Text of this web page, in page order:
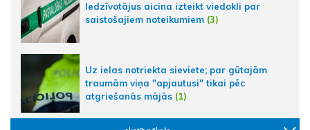
Iedzīvotājus aicina izteikt viedokli par
saistošajiem noteikumiem (3)
Uz ielas notriekta sieviete; par gūtajām
traumām viņa "apjautusi" tikai pēc
atgriešanās mājās (1)